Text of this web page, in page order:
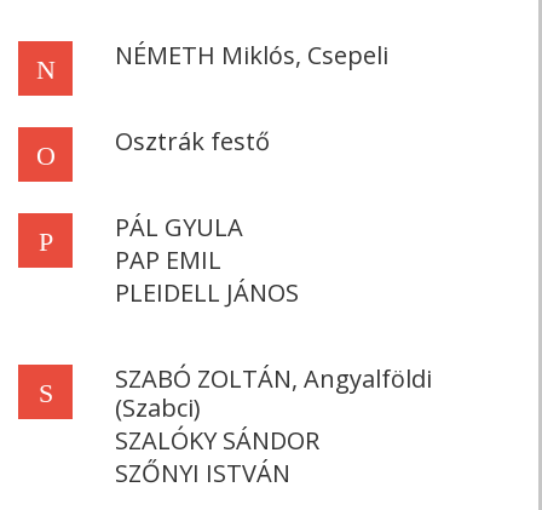
N NÉMETH Miklós, Csepeli
O Osztrák festő
P
PÁL GYULA
PAP EMIL
PLEIDELL JÁNOS
S
SZABÓ ZOLTÁN, Angyalföldi
(Szabci)
SZALÓKY SÁNDOR
SZŐNYI ISTVÁN